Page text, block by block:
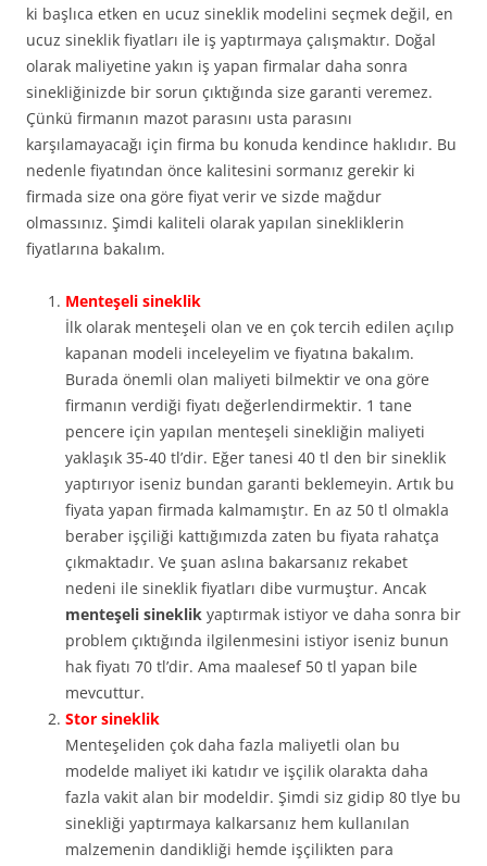
ki başlıca etken en ucuz sineklik modelini seçmek değil, en
ucuz sineklik fiyatları ile iş yaptırmaya çalışmaktır. Doğal
olarak maliyetine yakın iş yapan firmalar daha sonra
sinekliğinizde bir sorun çıktığında size garanti veremez.
Çünkü firmanın mazot parasını usta parasını
karşılamayacağı için firma bu konuda kendince haklıdır. Bu
nedenle fiyatından önce kalitesini sormanız gerekir ki
firmada size ona göre fiyat verir ve sizde mağdur
olmassınız. Şimdi kaliteli olarak yapılan sinekliklerin
fiyatlarına bakalım.
Menteşeli sineklik
İlk olarak menteşeli olan ve en çok tercih edilen açılıp
kapanan modeli inceleyelim ve fiyatına bakalım.
Burada önemli olan maliyeti bilmektir ve ona göre
firmanın verdiği fiyatı değerlendirmektir. 1 tane
pencere için yapılan menteşeli sinekliğin maliyeti
yaklaşık 35-40 tl’dir. Eğer tanesi 40 tl den bir sineklik
yaptırıyor iseniz bundan garanti beklemeyin. Artık bu
fiyata yapan firmada kalmamıştır. En az 50 tl olmakla
beraber işçiliği kattığımızda zaten bu fiyata rahatça
çıkmaktadır. Ve şuan aslına bakarsanız rekabet
nedeni ile sineklik fiyatları dibe vurmuştur. Ancak
menteşeli sineklik yaptırmak istiyor ve daha sonra bir
problem çıktığında ilgilenmesini istiyor iseniz bunun
hak fiyatı 70 tl’dir. Ama maalesef 50 tl yapan bile
mevcuttur.
Stor sineklik
Menteşeliden çok daha fazla maliyetli olan bu
modelde maliyet iki katıdır ve işçilik olarakta daha
fazla vakit alan bir modeldir. Şimdi siz gidip 80 tlye bu
sinekliği yaptırmaya kalkarsanız hem kullanılan
malzemenin dandikliği hemde işçilikten para